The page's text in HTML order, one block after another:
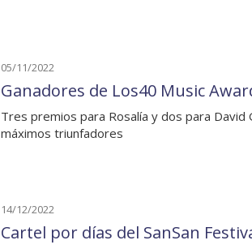
05/11/2022
Ganadores de Los40 Music
Tres premios para Rosalía y dos para David
máximos triunfadores
14/12/2022
Cartel por días del SanSan